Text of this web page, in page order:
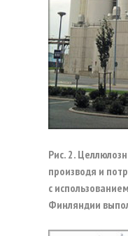
Рис. 2.
производя и
с
Финляндии